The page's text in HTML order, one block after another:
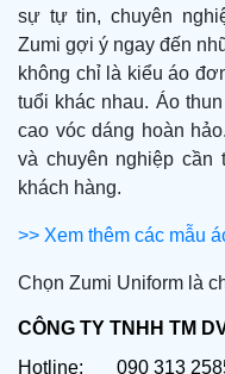
sự tự tin, chuyên
Zumi gợi ý ngay đến
không chỉ là kiểu áo
tuổi khác nhau. Áo
cao vóc dáng hoàn
và chuyên nghiệp cần
khách hàng.
>> Xem thêm các mẫu
Chọn Zumi Uniform là
CÔNG TY TNHH TM
Hotline:       090 313